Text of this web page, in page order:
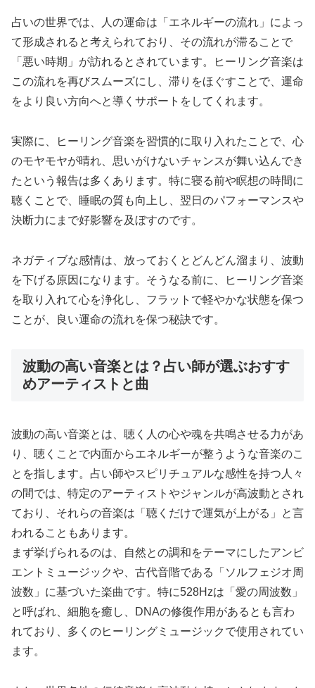
占いの世界では、人の運命は「エネルギーの流れ」によっ
て形成されると考えられており、その流れが滞ることで
「悪い時期」が訪れるとされています。ヒーリング音楽は
この流れを再びスムーズにし、滞りをほぐすことで、運命
をより良い方向へと導くサポートをしてくれます。
実際に、ヒーリング音楽を習慣的に取り入れたことで、心
のモヤモヤが晴れ、思いがけないチャンスが舞い込んでき
たという報告は多くあります。特に寝る前や瞑想の時間に
聴くことで、睡眠の質も向上し、翌日のパフォーマンスや
決断力にまで好影響を及ぼすのです。
ネガティブな感情は、放っておくとどんどん溜まり、波動
を下げる原因になります。そうなる前に、ヒーリング音楽
を取り入れて心を浄化し、フラットで軽やかな状態を保つ
ことが、良い運命の流れを保つ秘訣です。
波動の高い音楽とは？占い師が選ぶおすす
めアーティストと曲
波動の高い音楽とは、聴く人の心や魂を共鳴させる力があ
り、聴くことで内面からエネルギーが整うような音楽のこ
とを指します。占い師やスピリチュアルな感性を持つ人々
の間では、特定のアーティストやジャンルが高波動とされ
ており、それらの音楽は「聴くだけで運気が上がる」と言
われることもあります。
まず挙げられるのは、自然との調和をテーマにしたアンビ
エントミュージックや、古代音階である「ソルフェジオ周
波数」に基づいた楽曲です。特に528Hzは「愛の周波数」
と呼ばれ、細胞を癒し、DNAの修復作用があるとも言わ
れており、多くのヒーリングミュージックで使用されてい
ます。